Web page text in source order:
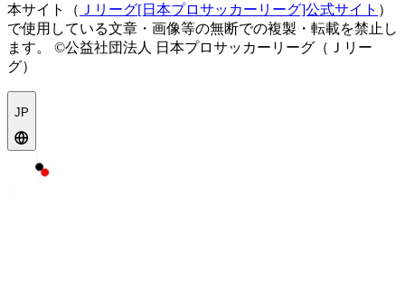
本サイト（ Ｊリーグ[日本プロサッカーリーグ]公式サイト ）
で使用している文章・画像等の無断での複製・転載を禁止し
ます。
©公益社団法人 日本プロサッカーリーグ（Ｊリー
グ）
JP